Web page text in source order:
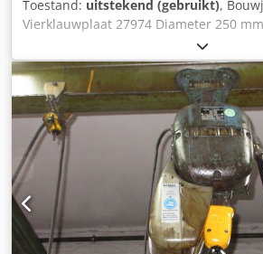
Toestand: uitstekend (gebruikt),
Vierklauwplaat 27974 Diameter 250
verstelbare bekken Opname: lange
met buitendraad 125 x 3 mm Csdpfx
Spiebaan 10 mm bijv. met flens en
Gewicht 29kg De leeftijd werd geschat